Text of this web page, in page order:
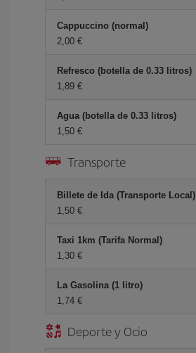
Cappuccino (normal)
2,00 €
Refresco (botella de 0.33 litros)
1,89 €
Agua (botella de 0.33 litros)
1,50 €
Transporte
Billete de Ida (Transporte Local)
1,50 €
Taxi 1km (Tarifa Normal)
1,30 €
La Gasolina (1 litro)
1,74 €
Deporte y Ocio